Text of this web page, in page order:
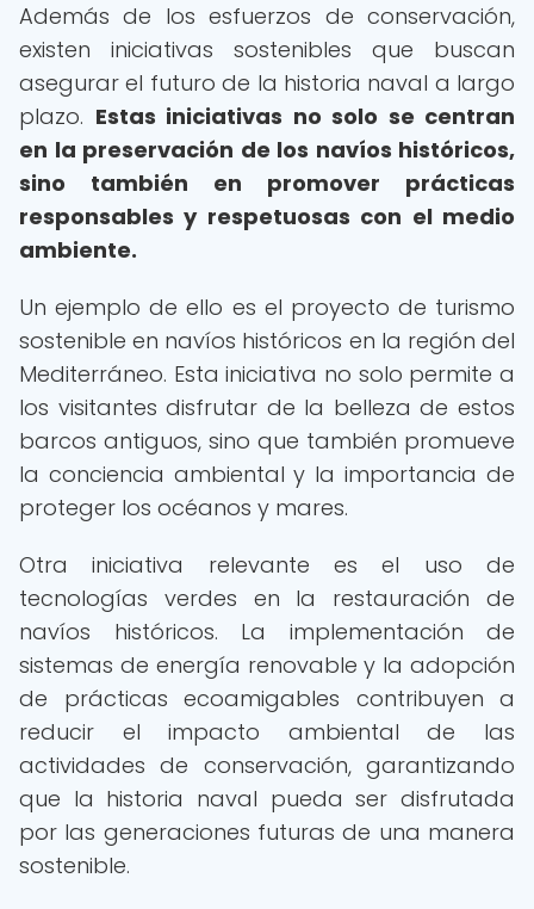
Además de los esfuerzos de conservación,
existen iniciativas sostenibles que buscan
asegurar el futuro de la historia naval a largo
plazo. Estas iniciativas no solo se centran
en la preservación de los navíos históricos,
sino también en promover prácticas
responsables y respetuosas con el medio
ambiente.
Un ejemplo de ello es el proyecto de turismo
sostenible en navíos históricos en la región del
Mediterráneo. Esta iniciativa no solo permite a
los visitantes disfrutar de la belleza de estos
barcos antiguos, sino que también promueve
la conciencia ambiental y la importancia de
proteger los océanos y mares.
Otra iniciativa relevante es el uso de
tecnologías verdes en la restauración de
navíos históricos. La implementación de
sistemas de energía renovable y la adopción
de prácticas ecoamigables contribuyen a
reducir el impacto ambiental de las
actividades de conservación, garantizando
que la historia naval pueda ser disfrutada
por las generaciones futuras de una manera
sostenible.